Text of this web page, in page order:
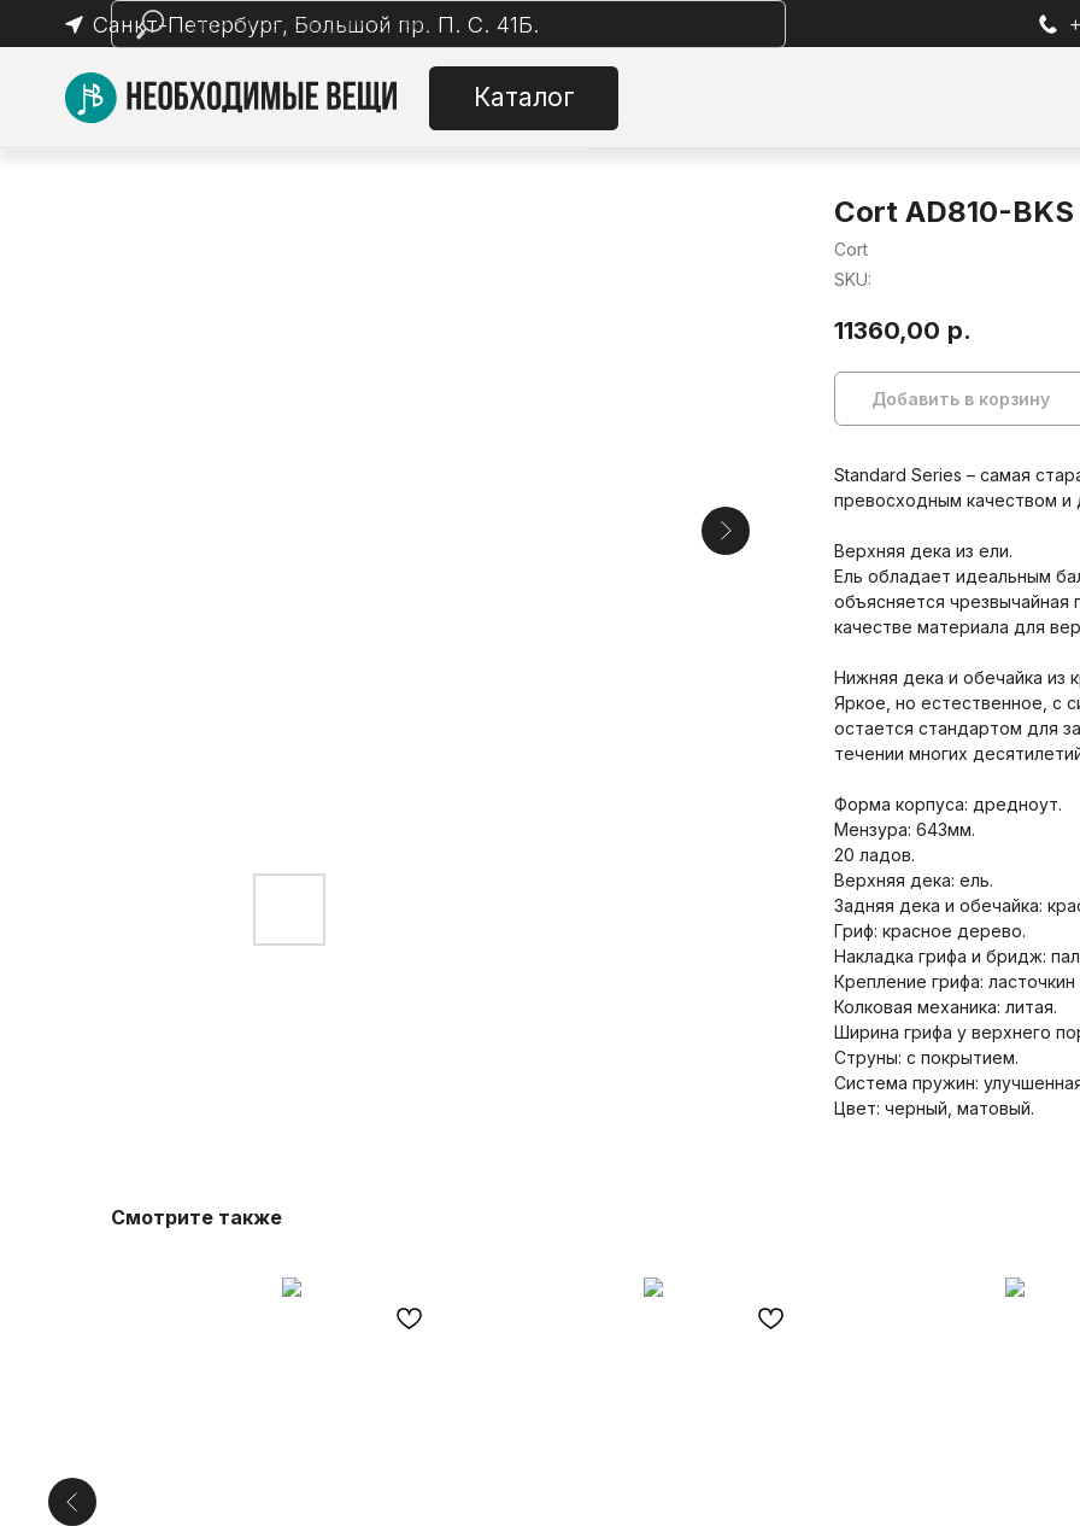
Каталог
Санкт-Петербург, Большой пр. П. С. 41Б.
Cort AD810-BKS
Cort
SKU:
11360,00 р.
Добавить в корзину
Standard Series – самая
превосходным качеством и
Верхняя дека из ели.
Ель обладает идеальным
объясняется чрезвычайная
качестве материала для
Нижняя дека и обечайка из
Яркое, но естественное, с
остается стандартом для
течении многих
Форма корпуса: дредноут.
Мензура: 643мм.
20 ладов.
Верхняя дека: ель.
Задняя дека и обечайка:
Гриф: красное дерево.
Накладка грифа и бридж:
Крепление грифа: ласточкин
Колковая механика: литая.
Ширина грифа у верхнего
Струны: с покрытием.
Система пружин:
Цвет: черный, матовый.
Смотрите также